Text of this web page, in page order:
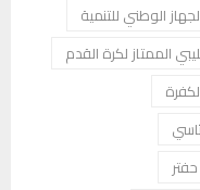
الوطني للتنمية
الممتاز لكرة القدم